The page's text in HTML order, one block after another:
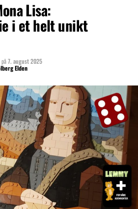
Lisa:
i et helt unikt
på7. august 2025
Elden